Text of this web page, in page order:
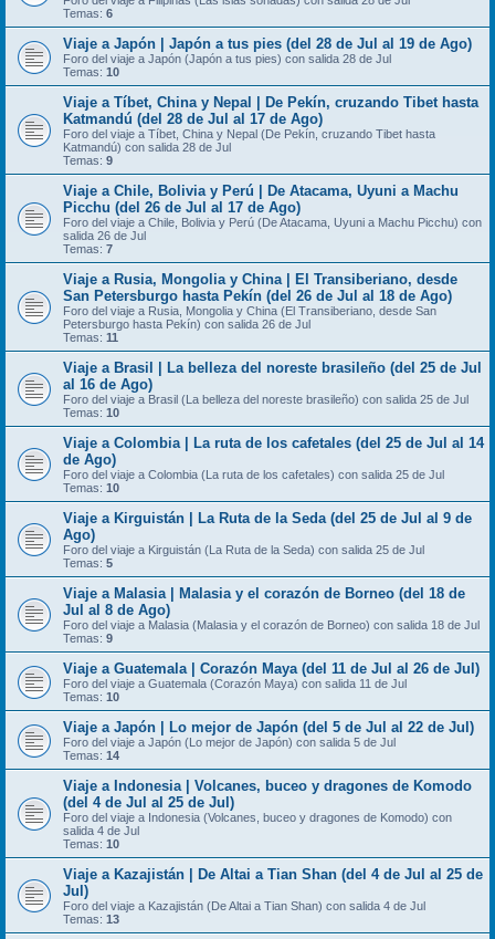
Temas: 6
Viaje a Japón | Japón a tus pies (del 28 de Jul al 19 de Ago)
Foro del viaje a Japón (Japón a tus pies) con salida 28 de Jul
Temas: 10
Viaje a Tíbet, China y Nepal | De Pekín, cruzando Tibet hasta
Katmandú (del 28 de Jul al 17 de Ago)
Foro del viaje a Tíbet, China y Nepal (De Pekín, cruzando Tibet hasta
Katmandú) con salida 28 de Jul
Temas: 9
Viaje a Chile, Bolivia y Perú | De Atacama, Uyuni a Machu
Picchu (del 26 de Jul al 17 de Ago)
Foro del viaje a Chile, Bolivia y Perú (De Atacama, Uyuni a Machu Picchu) con
salida 26 de Jul
Temas: 7
Viaje a Rusia, Mongolia y China | El Transiberiano, desde
San Petersburgo hasta Pekín (del 26 de Jul al 18 de Ago)
Foro del viaje a Rusia, Mongolia y China (El Transiberiano, desde San
Petersburgo hasta Pekín) con salida 26 de Jul
Temas: 11
Viaje a Brasil | La belleza del noreste brasileño (del 25 de Jul
al 16 de Ago)
Foro del viaje a Brasil (La belleza del noreste brasileño) con salida 25 de Jul
Temas: 10
Viaje a Colombia | La ruta de los cafetales (del 25 de Jul al 14
de Ago)
Foro del viaje a Colombia (La ruta de los cafetales) con salida 25 de Jul
Temas: 10
Viaje a Kirguistán | La Ruta de la Seda (del 25 de Jul al 9 de
Ago)
Foro del viaje a Kirguistán (La Ruta de la Seda) con salida 25 de Jul
Temas: 5
Viaje a Malasia | Malasia y el corazón de Borneo (del 18 de
Jul al 8 de Ago)
Foro del viaje a Malasia (Malasia y el corazón de Borneo) con salida 18 de Jul
Temas: 9
Viaje a Guatemala | Corazón Maya (del 11 de Jul al 26 de Jul)
Foro del viaje a Guatemala (Corazón Maya) con salida 11 de Jul
Temas: 10
Viaje a Japón | Lo mejor de Japón (del 5 de Jul al 22 de Jul)
Foro del viaje a Japón (Lo mejor de Japón) con salida 5 de Jul
Temas: 14
Viaje a Indonesia | Volcanes, buceo y dragones de Komodo
(del 4 de Jul al 25 de Jul)
Foro del viaje a Indonesia (Volcanes, buceo y dragones de Komodo) con
salida 4 de Jul
Temas: 10
Viaje a Kazajistán | De Altai a Tian Shan (del 4 de Jul al 25 de
Jul)
Foro del viaje a Kazajistán (De Altai a Tian Shan) con salida 4 de Jul
Temas: 13